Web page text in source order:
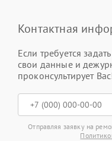
Контактная
Если требуется
свои данные и
проконсультирует
Отправляя заявку на